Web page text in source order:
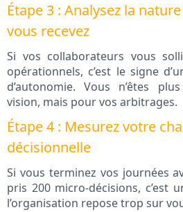
Étape 3 : Analysez la
vous recevez
Si vos collaborateurs vous
opérationnels, c’est le signe
d’autonomie. Vous n’êtes
vision, mais pour vos arbitrages.
Étape 4 : Mesurez votre
décisionnelle
Si vous terminez vos journées
pris 200 micro‑décisions, c’est
l’organisation repose trop sur